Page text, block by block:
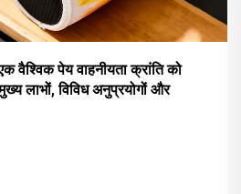
वैश्विक पेय वाहनीयता क्रांति को
लाभों, विविध अनुप्रयोगों और